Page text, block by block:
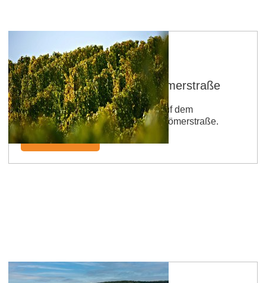
Frei-Laubersheimer Alte Römerstraße
Der Name der Einzellage beruht auf dem
angerenzenden Verlauf der alten Römerstraße.
mehr erfahren